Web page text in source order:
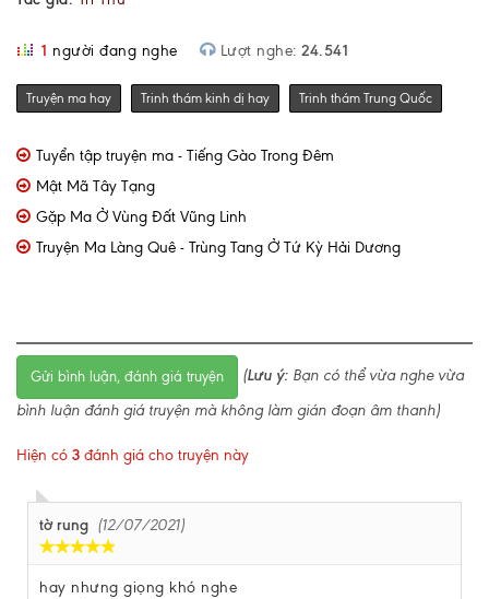
1 người đang nghe Lượt nghe: 24.541
Truyện ma hay Trinh thám kinh dị hay Trinh thám Trung Quốc
Tuyển tập truyện ma - Tiếng Gào Trong Đêm
Mật Mã Tây Tạng
Gặp Ma Ở Vùng Đất Vũng Linh
Truyện Ma Làng Quê - Trùng Tang Ở Tứ Kỳ Hải Dương
Gửi bình luận, đánh giá truyện (Lưu ý: Bạn có thể vừa nghe vừa
bình luận đánh giá truyện mà không làm gián đoạn âm thanh)
Hiện có 3 đánh giá cho truyện này
tờ rung (12/07/2021)
hay nhưng giọng khó nghe